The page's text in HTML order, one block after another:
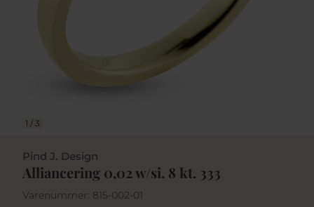
1 / 3
Pind J. Design
Alliancering 0,02 w/si. 8 kt. 333
Varenummer: 815-002-01